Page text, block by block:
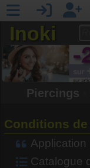
Inoki
Piercings
Conditions de
Application
Catalogue